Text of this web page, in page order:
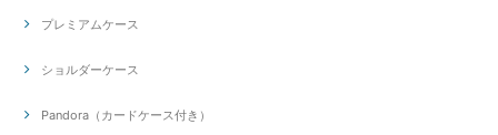
プレミアムケース
ショルダーケース
Pandora（カードケース付き）